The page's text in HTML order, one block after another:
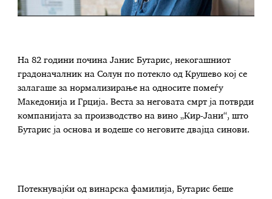
На 82 години почина Јанис Бутарис, некогашниот
градоначалник на Солун по потекло од Крушево кој се
залагаше за нормализирање на односите помеѓу
Македонија и Грција. Веста за неговата смрт ја потврди
компанијата за производство на вино „Кир-Јани“, што
Бутарис ја основа и водеше со неговите двајца синови.
Потекнувајќи од винарска фамилија, Бутарис беше